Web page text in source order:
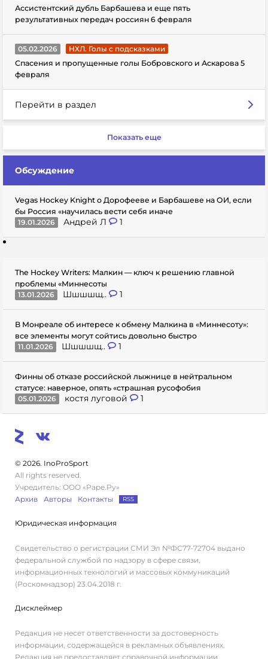
Ассистентский дубль Барбашева и еще пять
результативных передач россиян 6 февраля
05.02.2026
НХЛ. Голы с подсказками
Спасения и пропущенные голы Бобровского и Аскарова 5
февраля
Перейти в раздел
Показать еще
Обсуждение
Vegas Hockey Knight о Дорофееве и Барбашеве на ОИ, если
бы Россия «научилась вести себя иначе
19.01.2026
Андрей Л 1
The Hockey Writers: Малкин — ключ к решению главной
проблемы «Миннесоты
13.01.2026
Шшшшщ.. 1
В Монреале об интересе к обмену Малкина в «Миннесоту»:
все элементы могут сойтись довольно быстро
11.01.2026
Шшшшщ.. 1
Финны об отказе российской лыжнице в нейтральном
статусе: наверное, опять «страшная русофобия
05.01.2026
костя луговой 1
© 2026. InoProSport
All rights reserved.
Учредитель: ООО «Раре.Ру»
Архив
Авторы Контакты RSS
Юридическая информация
Свидетельство о регистрации СМИ Эл №ФС77-72704 выдано
федеральной службой по надзору в сфере связи,
информационных технологий и массовых коммуникаций
(Роскомнадзор) 23.04.2018 г.
Дисклеймер
Редакция не несет ответственности за достоверность
информации, содержащейся в рекламных объявлениях.
Редакция не предоставляет справочной информации.